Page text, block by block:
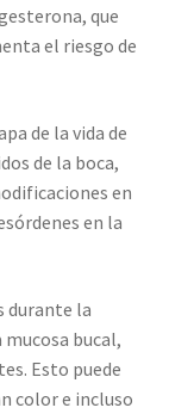
que
el riesgo de
de la vida de
de la boca,
en
en la
durante la
bucal,
Esto puede
color e incluso